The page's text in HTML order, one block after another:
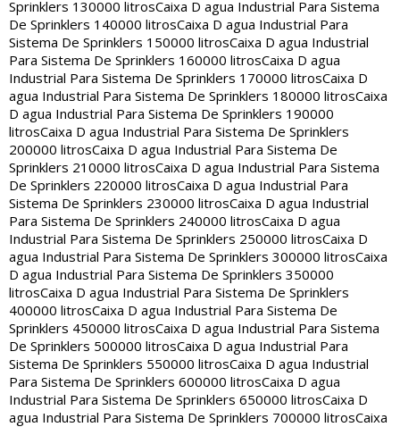
Sprinklers 130000 litrosCaixa D agua Industrial Para Sistema
De Sprinklers 140000 litrosCaixa D agua Industrial Para
Sistema De Sprinklers 150000 litrosCaixa D agua Industrial
Para Sistema De Sprinklers 160000 litrosCaixa D agua
Industrial Para Sistema De Sprinklers 170000 litrosCaixa D
agua Industrial Para Sistema De Sprinklers 180000 litrosCaixa
D agua Industrial Para Sistema De Sprinklers 190000
litrosCaixa D agua Industrial Para Sistema De Sprinklers
200000 litrosCaixa D agua Industrial Para Sistema De
Sprinklers 210000 litrosCaixa D agua Industrial Para Sistema
De Sprinklers 220000 litrosCaixa D agua Industrial Para
Sistema De Sprinklers 230000 litrosCaixa D agua Industrial
Para Sistema De Sprinklers 240000 litrosCaixa D agua
Industrial Para Sistema De Sprinklers 250000 litrosCaixa D
agua Industrial Para Sistema De Sprinklers 300000 litrosCaixa
D agua Industrial Para Sistema De Sprinklers 350000
litrosCaixa D agua Industrial Para Sistema De Sprinklers
400000 litrosCaixa D agua Industrial Para Sistema De
Sprinklers 450000 litrosCaixa D agua Industrial Para Sistema
De Sprinklers 500000 litrosCaixa D agua Industrial Para
Sistema De Sprinklers 550000 litrosCaixa D agua Industrial
Para Sistema De Sprinklers 600000 litrosCaixa D agua
Industrial Para Sistema De Sprinklers 650000 litrosCaixa D
agua Industrial Para Sistema De Sprinklers 700000 litrosCaixa